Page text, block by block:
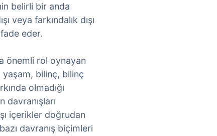
belirli bir anda
veya farkındalık dışı
eder.
önemli rol oynayan
yaşam, bilinç, bilinç
olmadığı
davranışları
içerikler doğrudan
davranış biçimleri